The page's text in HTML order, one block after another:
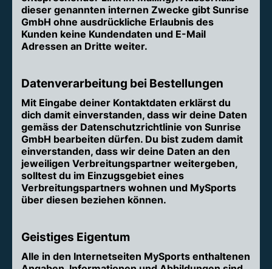
dieser genannten internen Zwecke gibt Sunrise
GmbH ohne ausdrückliche Erlaubnis des
Kunden keine Kundendaten und E-Mail
Adressen an Dritte weiter.
Datenverarbeitung bei Bestellungen
Mit Eingabe deiner Kontaktdaten erklärst du
dich damit einverstanden, dass wir deine Daten
gemäss der Datenschutzrichtlinie von Sunrise
GmbH bearbeiten dürfen. Du bist zudem damit
einverstanden, dass wir deine Daten an den
jeweiligen Verbreitungspartner weitergeben,
solltest du im Einzugsgebiet eines
Verbreitungspartners wohnen und MySports
über diesen beziehen können.
Geistiges Eigentum
Alle in den Internetseiten MySports enthaltenen